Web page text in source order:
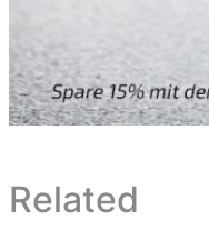
Related